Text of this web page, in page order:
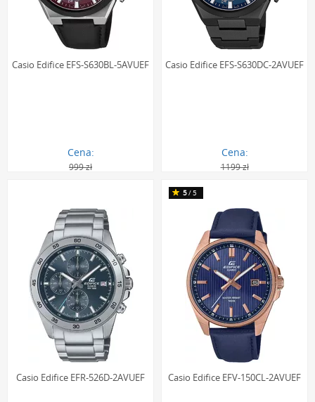
Casio Edifice EFS-S630BL-5AVUEF
Cena:
999 zł
Casio Edifice EFS-S630DC-2AVUEF
Cena:
1199 zł
Casio Edifice EFR-526D-2AVUEF Casio Edifice EFV-150CL-2AVUEF
5/5